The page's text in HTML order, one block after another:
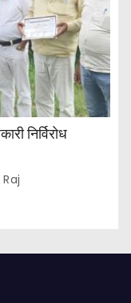
निर्विरोध